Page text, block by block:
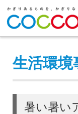
生活環
暑い暑い